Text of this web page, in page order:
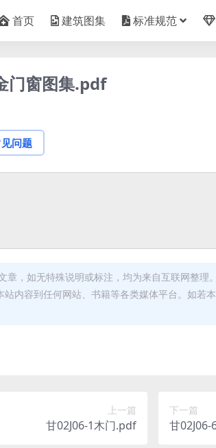
首页 建筑图集 标准规范
门窗图集.pdf
问题
章，如无特殊说明或标注，均为来自互联网整理
站内容到任何网站、书籍等各类媒体平台。如若
上一篇
甘02J06-1木门.pdf
下一篇
甘